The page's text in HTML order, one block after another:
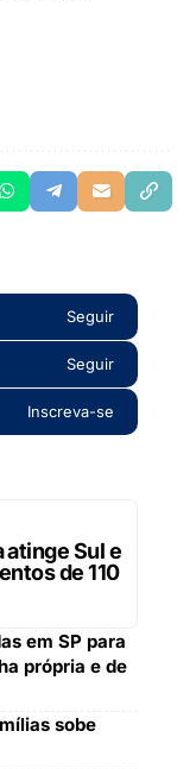
Seguir
Seguir
Inscreva-se
Sul e
de 110
em SP para
própria e de
sobe